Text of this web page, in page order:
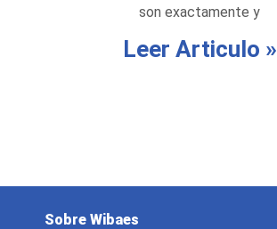
son exactamente y
Leer Articulo »
Sobre Wibaes